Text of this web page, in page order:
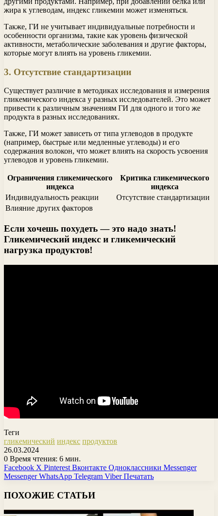
жира к углеводам, индекс гликемии может изменяться.
Также, ГИ не учитывает индивидуальные потребности и
особенности организма, такие как уровень физической
активности, метаболические заболевания и другие факторы,
которые могут влиять на уровень гликемии.
3. Отсутствие стандартизации
Существует различие в методиках исследования и измерения
гликемического индекса у разных исследователей. Это может
привести к различным значениям ГИ для одного и того же
продукта в разных исследованиях.
Также, ГИ может зависеть от типа углеводов в продукте
(например, быстрые или медленные углеводы) и его
содержания волокон, что может влиять на скорость усвоения
углеводов и уровень гликемии.
Ограничения гликемического
индекса
Критика гликемического
индекса
Индивидуальность реакции
Отсутствие стандартизации
Влияние других факторов
Если хочешь похудеть — это надо знать!
Гликемический индекс и гликемический
нагрузка продуктов!
Теги
гликемический индекс продуктов
26.03.2024
0 Время чтения: 6 мин.
Facebook X Pinterest Вконтакте Одноклассники Messenger
Messenger WhatsApp Telegram Viber Печатать
ПОХОЖИЕ СТАТЬИ